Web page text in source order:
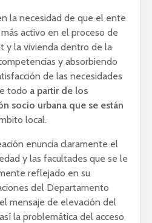
la necesidad de que el ente
activo en el proceso de
y la vivienda dentro de la
y absorbiendo
de las necesidades
todo a partir de los
socio urbana que se están
local.
enuncia claramente el
y las facultades que se le
reflejado en su
del Departamento
mensaje de elevación del
la problemática del acceso